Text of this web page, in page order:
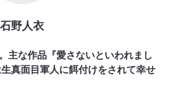
石野人衣
主な作品『愛さないといわれまし
真面目軍人に餌付けをされて幸せ